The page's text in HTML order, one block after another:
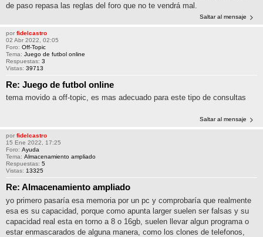
de paso repasa las reglas del foro que no te vendrá mal.
Saltar al mensaje
por fidelcastro
02 Abr 2022, 02:05
Foro: Off-Topic
Tema: Juego de futbol online
Respuestas: 3
Vistas: 39713
Re: Juego de futbol online
tema movido a off-topic, es mas adecuado para este tipo de consultas
Saltar al mensaje
por fidelcastro
15 Ene 2022, 17:25
Foro: Ayuda
Tema: Almacenamiento ampliado
Respuestas: 5
Vistas: 13325
Re: Almacenamiento ampliado
yo primero pasaría esa memoria por un pc y comprobaría que realmente
esa es su capacidad, porque como apunta larger suelen ser falsas y su
capacidad real esta en torno a 8 o 16gb, suelen llevar algun programa o
estar enmascarados de alguna manera, como los clones de telefonos,